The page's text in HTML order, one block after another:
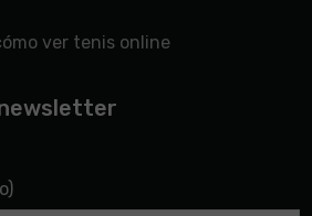
ver tenis online